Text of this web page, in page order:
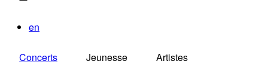
en
Concerts Jeunesse Artistes